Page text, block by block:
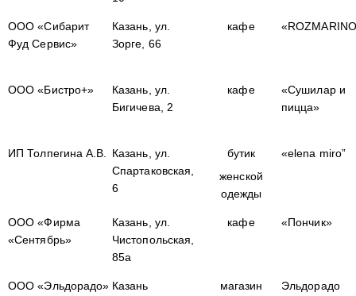
ООО «Сибарит
Фуд Сервис»
Казань, ул.
Зорге, 66
кафе
ООО «Бистро+»
Казань, ул.
Бигичева, 2
кафе
«Сушилар и
пицца»
ИП Толпегина А.В.
Казань, ул.
Спартаковская,
6
бутик
женской
одежды
«elena miro”
ООО «Фирма
«Сентябрь»
Казань, ул.
Чистопольская,
85а
кафе «Пончик»
ООО «Эльдорадо» Казань
магазин
Эльдорадо